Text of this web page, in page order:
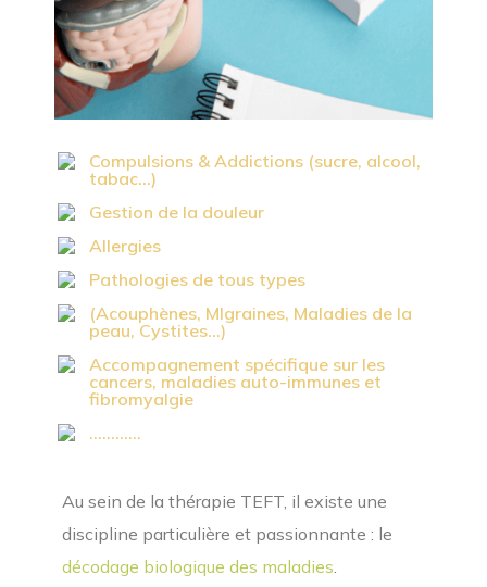
Compulsions & Addictions (sucre, alcool,
tabac...)
Gestion de la douleur
Allergies
Pathologies de tous types
(Acouphènes, MIgraines, Maladies de la
peau, Cystites...)
Accompagnement spécifique sur les
cancers, maladies auto-immunes et
fibromyalgie
............
Au sein de la thérapie TEFT, il existe une
discipline particulière et passionnante : le
décodage biologique des maladies.